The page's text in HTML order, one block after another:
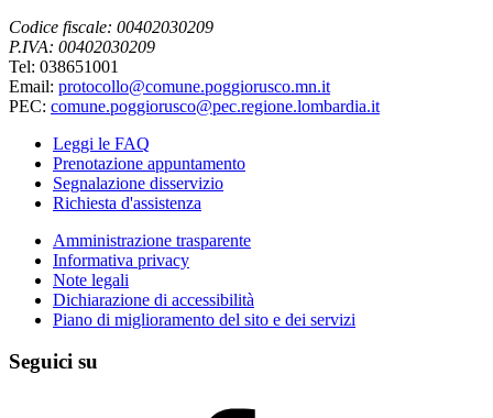
Codice fiscale: 00402030209
P.IVA: 00402030209
Tel: 038651001
Email: protocollo@comune.poggiorusco.mn.it
PEC: comune.poggiorusco@pec.regione.lombardia.it
Leggi le FAQ
Prenotazione appuntamento
Segnalazione disservizio
Richiesta d'assistenza
Amministrazione trasparente
Informativa privacy
Note legali
Dichiarazione di accessibilità
Piano di miglioramento del sito e dei servizi
Seguici su